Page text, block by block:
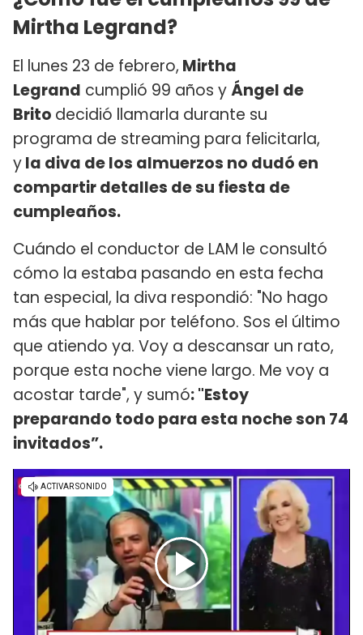
Mirtha Legrand?
El lunes 23 de febrero, Mirtha
Legrand cumplió 99 años yÁngel de
Brito decidió llamarla durante su
programa de streaming para felicitarla,
yla diva de los almuerzos no dudó en
compartir detalles de su fiesta de
cumpleaños.
Cuándo el conductor de LAM le consultó
cómo la estaba pasando en esta fecha
tan especial, la diva respondió: "No hago
más que hablar por teléfono. Sos el último
que atiendo ya. Voy a descansar un rato,
porque esta noche viene largo. Me voy a
acostar tarde", y sumó: "Estoy
preparando todo para esta noche son 74
invitados”.